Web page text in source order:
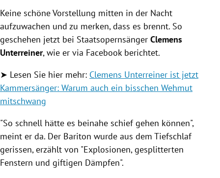
Untermenü
Keine schöne Vorstellung mitten in der Nacht
aufzuwachen und zu merken, dass es brennt. So
geschehen jetzt bei Staatsopernsänger Clemens
Unterreiner, wie er via Facebook berichtet.
➤ Lesen Sie hier mehr: Clemens Unterreiner ist jetzt
Kammersänger: Warum auch ein bisschen Wehmut
mitschwang
"So schnell hätte es beinahe schief gehen können",
meint er da. Der Bariton wurde aus dem Tiefschlaf
gerissen, erzählt von "Explosionen, gesplitterten
Fenstern und giftigen Dämpfen".